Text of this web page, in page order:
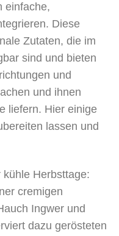
einfache,
Diese
Zutaten, die im
sind und bieten
und
und ihnen
liefern. Hier einige
lassen und
Herbsttage:
cremigen
Ingwer und
dazu gerösteten